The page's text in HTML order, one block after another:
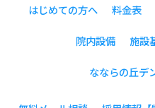
はじめての方へ 料金表
院内設備 施設
なならの丘デ